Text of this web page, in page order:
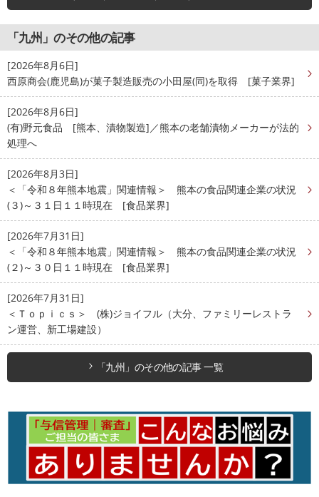
「九州」のその他の記事
[2026年8月6日]
西原商会(鹿児島)が菓子製造販売の小田屋(同)を取得 [菓子業界]
[2026年8月6日]
(有)野元食品 [熊本、漬物製造]／熊本の老舗漬物メーカーが法的
処理へ
[2026年8月3日]
＜「令和８年熊本地震」関連情報＞ 熊本の食品関連企業の状況
(３)～３１日１１時現在 [食品業界]
[2026年7月31日]
＜「令和８年熊本地震」関連情報＞ 熊本の食品関連企業の状況
(２)～３０日１１時現在 [食品業界]
[2026年7月31日]
＜Ｔｏｐｉｃｓ＞ (株)ジョイフル（大分、ファミリーレストラ
ン運営、新工場建設）
「九州」のその他の記事 一覧